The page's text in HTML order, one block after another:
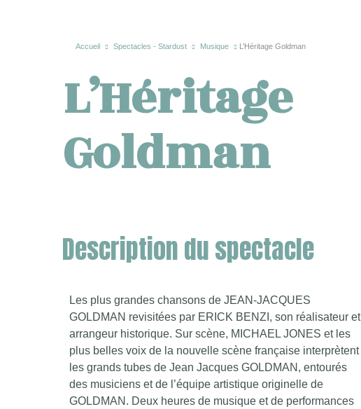
Accueil Spectacles - Stardust Musique L’Héritage Goldman
L’Héritage
Goldman
Description du spectacle
Les plus grandes chansons de JEAN-JACQUES
GOLDMAN revisitées par ERICK BENZI, son réalisateur et
arrangeur historique. Sur scène, MICHAEL JONES et les
plus belles voix de la nouvelle scène française interprètent
les grands tubes de Jean Jacques GOLDMAN, entourés
des musiciens et de l’équipe artistique originelle de
GOLDMAN. Deux heures de musique et de performances